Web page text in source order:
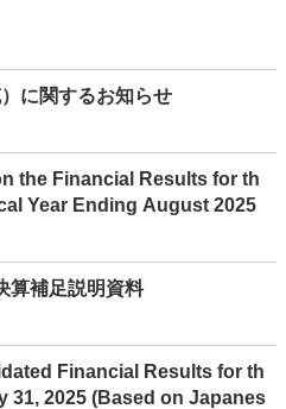
に関するお知らせ
the Financial Results for th
Year Ending August 2025
算補足説明資料
Financial Results for th
31, 2025 (Based on Japanes